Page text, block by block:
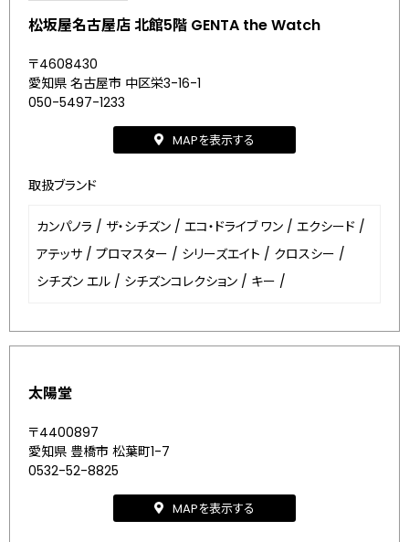
松坂屋名古屋店 北館5階 GENTA the Watch
〒4608430
愛知県 名古屋市 中区栄3-16-1
050-5497-1233
MAPを表示する
取扱ブランド
カンパノラ / ザ・シチズン / エコ・ドライブ ワン / エクシード /
アテッサ / プロマスター / シリーズエイト / クロスシー /
シチズン エル / シチズンコレクション / キー /
太陽堂
〒4400897
愛知県 豊橋市 松葉町1-7
0532-52-8825
MAPを表示する